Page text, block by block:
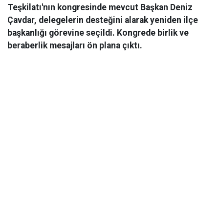
Teşkilatı'nın kongresinde mevcut Başkan Deniz
Çavdar, delegelerin desteğini alarak yeniden ilçe
başkanlığı görevine seçildi. Kongrede birlik ve
beraberlik mesajları ön plana çıktı.